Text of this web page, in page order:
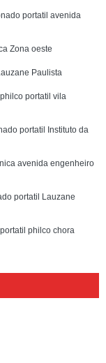
portatil avenida
Zona oeste
Paulista
portatil vila
portatil Instituto da
avenida engenheiro
portatil Lauzane
philco chora